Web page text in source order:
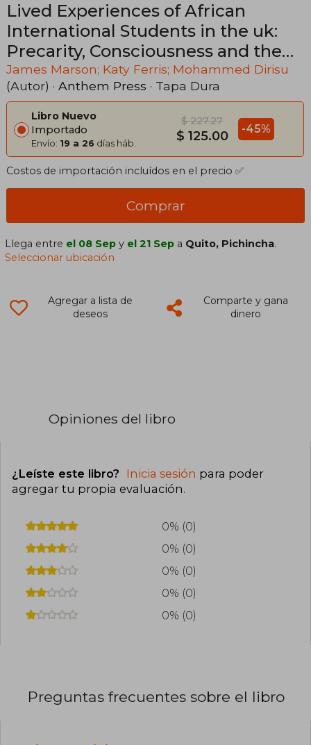
Lived Experiences of African
International Students in the uk:
Precarity, Consciousness and the
law (en Inglés)
James Marson; Katy Ferris; Mohammed Dirisu
(Autor) · Anthem Press · Tapa Dura
Libro Nuevo
Importado
Envío: 19 a 26 días háb.
$ 227.27
$ 125.00 -45%
Costos de importación incluídos en el precio ✅
Comprar
Llega entre el 08 Sep y el 21 Sep a Quito, Pichincha.
Seleccionar ubicación
Agregar a lista de
deseos
Comparte y gana
dinero
Opiniones del libro
¿Leíste este libro? Inicia sesión para poder
agregar tu propia evaluación.
0% (0)
0% (0)
0% (0)
0% (0)
0% (0)
Preguntas frecuentes sobre el libro